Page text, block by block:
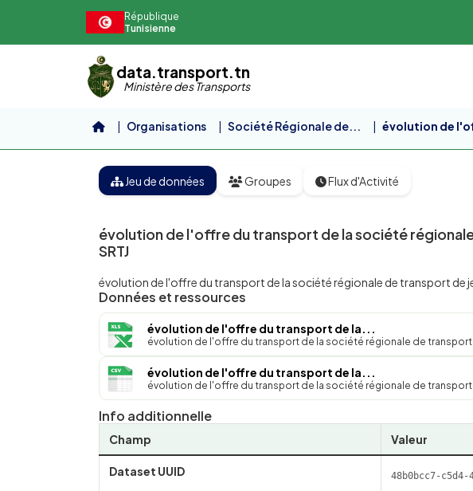
République
Tunisienne
data.transport.tn
Ministère des Transports
Organisations Société Régionale de... évolution de
Jeu de données Groupes Flux d'Activité
évolution de l'offre du transport de la société
SRTJ
évolution de l'offre du transport de la société régionale de transport de
Données et ressources
évolution de l'offre du transport de la...
évolution de l'offre du transport de la société régionale de
évolution de l'offre du transport de la...
évolution de l'offre du transport de la société régionale de
Info additionnelle
Champ Valeur
Dataset UUID 48b0bcc7-c5d4-